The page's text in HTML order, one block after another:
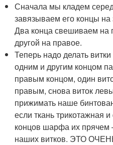
Сначала мы кладем
завязываем его концы на
Два конца свешиваем на
другой на правое.
Теперь надо делать
одним и другим концом
правым концом, один
правым, снова виток
прижимать наше
если ткань трикотажная
концов шарфа их прячем
наших витков. ЭТО